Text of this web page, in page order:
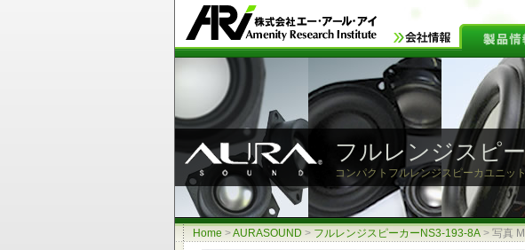
フルレンジスピ
コンパクトフルレンジスピーカユニッ
Home >AURASOUND > フルレンジスピーカーNS3-193-8A > 写真